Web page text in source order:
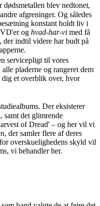
blev nedtonet,
afgreninger. Og således
konstant holdt liv i
og hvad-har-vi med få
der indtil videre har budt på
servicepligt til vores
pladerne og rangeret dem
dig et overblik over, hvor
Der eksisterer
samt det glimrende
of Dread' – og her vil vi
der samler flere af deres
overskuelighedens skyld vil
vi behandler her.